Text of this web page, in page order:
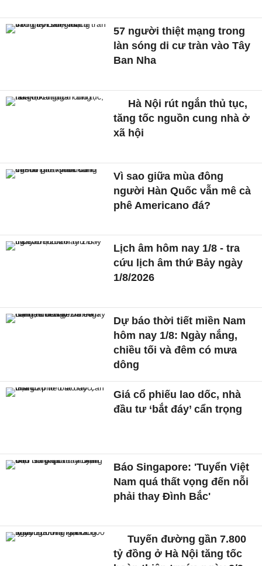
57 người thiệt mạng trong
làn sóng di cư tràn vào Tây
Ban Nha
Hà Nội rút ngắn thủ tục,
tăng tốc nguồn cung nhà ở
xã hội
Vì sao giữa mùa đông
người Hàn Quốc vẫn mê cà
phê Americano đá?
Lịch âm hôm nay 1/8 - tra
cứu lịch âm thứ Bảy ngày
1/8/2026
Dự báo thời tiết miền Nam
hôm nay 1/8: Ngày nắng,
chiều tối và đêm có mưa
dông
Giá cổ phiếu lao dốc, nhà
đầu tư ‘bắt đáy’ cẩn trọng
Báo Singapore: 'Tuyển Việt
Nam quá thất vọng đến nỗi
phải thay Đình Bắc'
Tuyến đường gần 7.800
tỷ đồng ở Hà Nội tăng tốc